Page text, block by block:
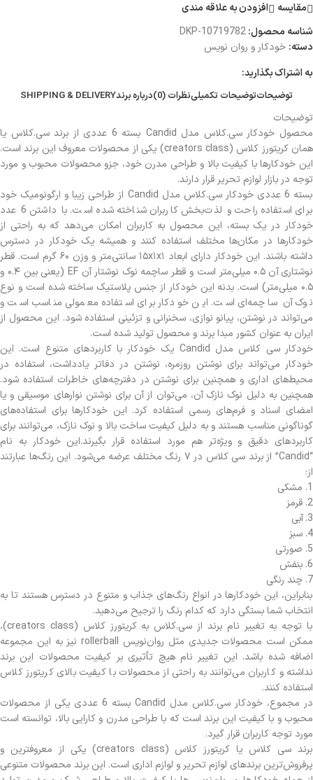
مقایسه
افزودن به علاقه مندی
شناسه محصول:DKP-10719782
دسته: خودکار و روان نویس
به اشتراک بگذارید:
توضیحاتتوضیحات تکمیلینظرات (0) درباره برندSHIPPING & DELIVERY
توضیحات
محصول خودکار سی.کلاس مدل Candid بسته 6 عددی از برند سی.کلاس یا
همان کریتورز کلاس (creators class) یکی از محصولات معروف این برند است.
این خودکارها با کیفیت بالا و طراحی مدرن خود، جزو محصولات محبوب و مورد
توجه در بازار لوازم تحریر قرار دارند.
بسته 6 عددی خودکار سی.کلاس مدل Candid از طراحی زیبا و ارگونومیک خود
برای استفاده راحت و لذت‌بخش کاربران شناخته شده است. با داشتن 6 عدد
خودکار در یک بسته، این محصول به کاربران امکان می‌دهد که به راحتی از
خودکارها در مکان‌ها مختلف استفاده کنند و همیشه یک خودکار در دسترس
داشته باشند. این خودکار دارای ابعاد ۱۵x۱x۱ سانتی‌متر و وزن ۶۰ گرم است. قطر
نوشتاری آن ۰.۵ میلی‌متر است و قطر ساچمه نوک نوشتار آن EF (یعنی بین ۰.۴ و
۰.۵ میلی‌متر) است. بدنه این خودکار از جنس پلاستیک ساخته شده است و نوع
نوک آن ساچمه‌ای است. این خودکار برای استفاده معمولی مناسب است و
می‌تواند در نوشتن، پیانو نوازی، سخنرانی و تزئینی استفاده شود. این محصول از
ایران به عنوان کشور مبدا برند و محصول تولید شده است.
خودکار سی کلاس مدل Candid یک خودکار با کاربردهای متنوع است. این
خودکار می‌تواند برای نوشتن روزمره، نوشتن در دفاتر یادداشت، استفاده در
محیط‌های اداری و همچنین برای نوشتن در دفترچه‌های خاطرات استفاده شود.
همچنین به دلیل نوک نازک آن، می‌توان از آن برای نوشتن نوارهای موسیقی و یا
امضای اسناد و فرم‌های رسمی استفاده کرد. این خودکارها برای استفاده‌های
گوناگونی مناسب هستند و به دلیل کیفیت ساخت بالا و نوک نازک، می‌توانند برای
کاربردهای دقیق و ویژه‌تر هم مورد استفاده قرار بگیرند.این خودکار به نام
“Candid” از برند سی کلاس در ۷ رنگ مختلف عرضه می‌شود. این رنگ‌ها عبارتند
از:
1. مشکی
2. قرمز
3. آبی
4. سبز
5. صورتی
6. بنفش
7. چند رنگی
بنابراین، این خودکارها در انواع رنگ‌های جذاب و متنوع در دسترس هستند تا به
انتخاب شما بستگی دارد که کدام رنگ را ترجیح می‌دهید.
با توجه به تغییر نام برند از سی.کلاس به کریتورز کلاس (creators class)،
ممکن است محصولات جدیدی مثل روان‌نویس rollerball نیز به این مجموعه
اضافه شده باشد. این تغییر نام هیچ تأثیری بر کیفیت محصولات این برند
نداشته و کاربران می‌توانند به راحتی از محصولات با کیفیت بالای کریتورز کلاس
استفاده کنند.
در مجموع، خودکار سی.کلاس مدل Candid بسته 6 عددی یکی از محصولات
محبوب و با کیفیت این برند است که با طراحی مدرن و کارایی بالا، توانسته است
مورد توجه کاربران قرار گیرد.
برند سی کلاس یا کریتورز کلاس (creators class) یکی از معروفترین و
پرفروش‌ترین برندهای لوازم تحریر و لوازم اداری است. این برند محصولات متنوعی